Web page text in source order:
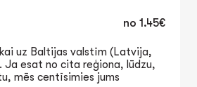
no 1.45€
uz Baltijas valstīm (Latvija,
Ja esat no cita reģiona, lūdzu,
mēs centīsimies jums